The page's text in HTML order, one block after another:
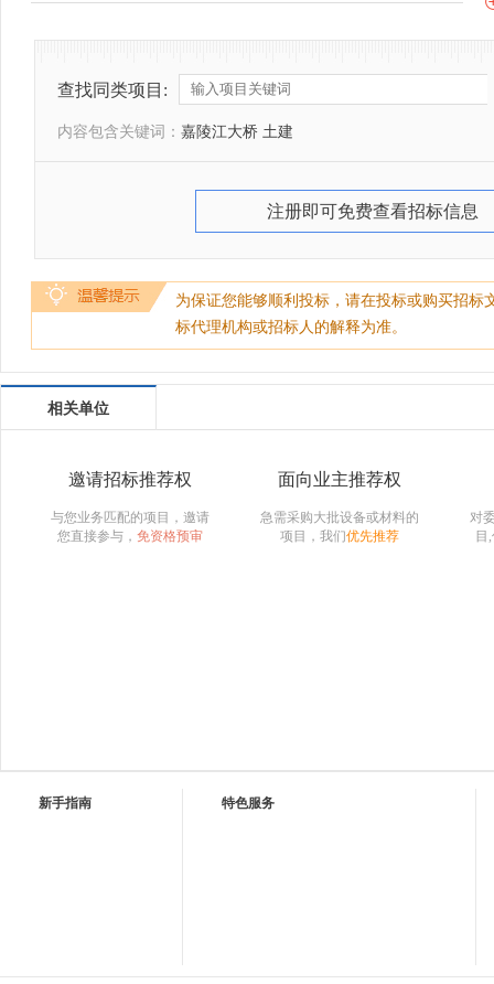
查找同类项目:
内容包含关键词： 嘉陵江大桥 土建
注册即可免费查看招标信息
为保证您能够顺利投标，请在投标或购买招
标代理机构或招标人的解释为准。
相关单位
邀请招标推荐权
与您业务匹配的项目，邀请
您直接参与， 免资格预审
面向业主推荐权
急需采购大批设备或材料的
项目，我们优先推荐
对
目
新手指南 特色服务